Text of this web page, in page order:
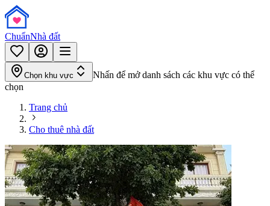
ChuẩnNhà đất
Chọn khu vực
Nhấn để mở danh sách các khu vực có thể
chọn
Trang chủ
Cho thuê nhà đất